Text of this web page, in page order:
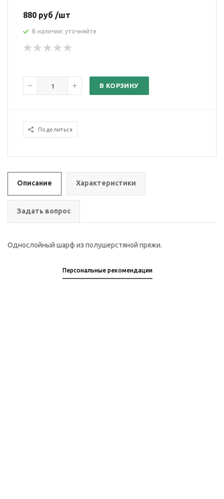
880 руб /шт
В наличии: уточняйте
В КОРЗИНУ
Поделиться
Описание Характеристики
Задать вопрос
Однослойный шарф из полушерстяной пряжи.
Персональные рекомендации